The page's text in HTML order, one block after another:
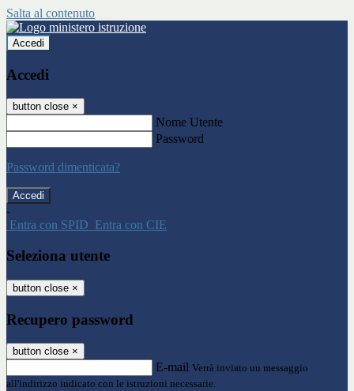
Salta al contenuto
Accedi
Accedi
button close ×
Nome Utente
Password
Password dimenticata?
-
Entra con SPID Entra con CIE
Seleziona utente
button close ×
Recupero password
button close ×
E-mail Verrà inviato un messaggio
all'indirizzo indicato con le istruzioni necessarie.